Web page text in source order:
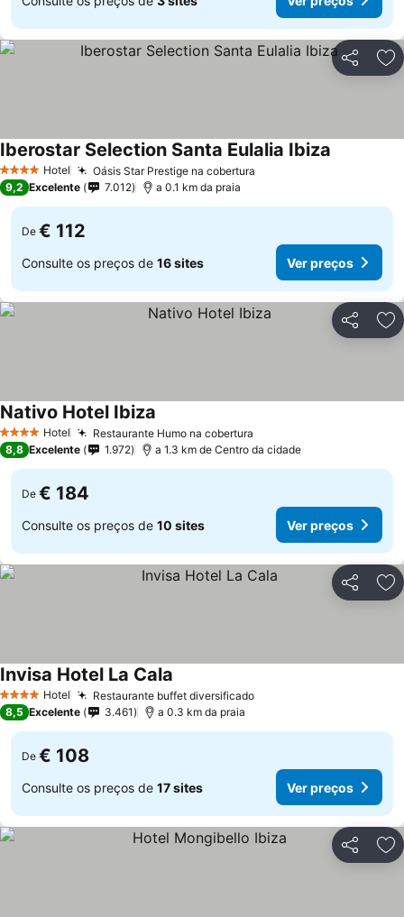
Partilhar
4 EstrelasHotel Oásis Star Prestige na cobertura
Iberostar Selection Santa Eulalia Ibiza
9,2 Excelente 7.012 a 0.1 km da praia
De € 112
Consulte os preços de 16 sites Ver preços
Partilhar
4 EstrelasHotel Restaurante Humo na cobertura
Nativo Hotel Ibiza
8,8 Excelente 1.972 a 1.3 km de Centro da cidade
De € 184
Consulte os preços de 10 sites Ver preços
Partilhar
4 EstrelasHotel Restaurante buffet diversificadoVer preços
Invisa Hotel La Cala
8,5 Excelente 3.461 a 0.3 km da praia
De € 108
Consulte os preços de 17 sites Ver preços
Partilhar